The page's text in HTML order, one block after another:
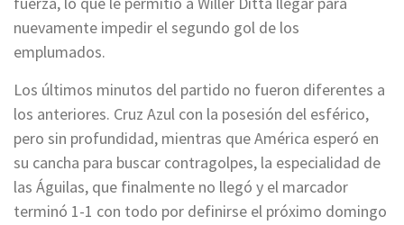
nuevamente impedir el segundo gol de los
emplumados.
Los últimos minutos del partido no fueron diferentes a
los anteriores. Cruz Azul con la posesión del esférico,
pero sin profundidad, mientras que América esperó en
su cancha para buscar contragolpes, la especialidad de
las Águilas, que finalmente no llegó y el marcador
terminó 1-1 con todo por definirse el próximo domingo